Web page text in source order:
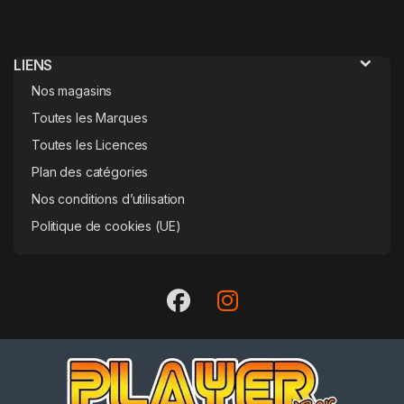
LIENS
Nos magasins
Toutes les Marques
Toutes les Licences
Plan des catégories
Nos conditions d’utilisation
Politique de cookies (UE)